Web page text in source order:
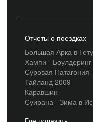
Отчеты о поездках
Большая Арка в
Хампи -
Суровая Патагония
Тайланд 2009
Каравшин
Суирана - Зима в